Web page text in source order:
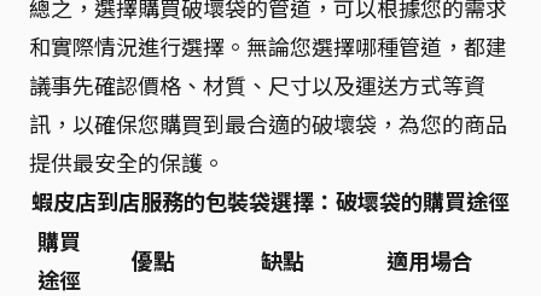
總之，選擇購買破壞袋的管道，可以根據您的需求
和實際情況進行選擇。無論您選擇哪種管道，都建
議事先確認價格、材質、尺寸以及運送方式等資
訊，以確保您購買到最合適的破壞袋，為您的商品
提供最安全的保護。
蝦皮店到店服務的包裝袋選擇：破壞袋的購買途徑
購買
途徑
優點 缺點 適用場合